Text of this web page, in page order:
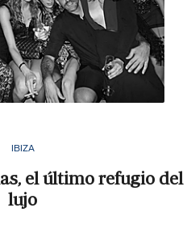
IBIZA
el último refugio del
lujo